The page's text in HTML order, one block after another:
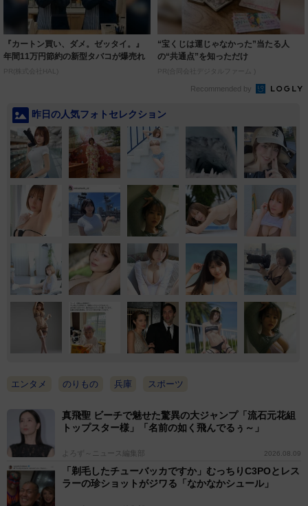
『カートン買い、ダメ。ゼッタイ。』
年間11万円節約の新型タバコが爆売れ
PR(株式会社HAL)
“宝くじは運じゃなかった”当たる人
の“共通点”を知っただけ
PR(合同会社デジタルファーム )
Recommended by
昨日の人気フォトセレクション
エンタメ のりもの 兵庫 スポーツ
真飛聖 ビーチで魅せた驚異の大ジャンプ「流石元花組
トップスター様」「名前の如く飛んでるぅ～」
よろず～ニュース編集部 2026.08.09
「剃毛したチューバッカですか」むっちりC3POとレス
ラーの珍ショットがジワる「なかなかシュール」